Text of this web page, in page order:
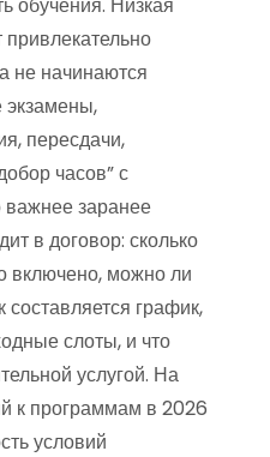
не начинаются
экзамены,
пересдачи,
часов” с
важнее заранее
в договор: сколько
включено, можно ли
составляется график,
слоты, и что
услугой. На
к программам в 2026
условий